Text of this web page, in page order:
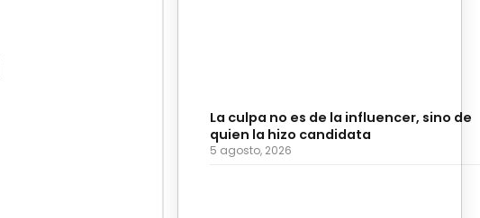
La culpa no es de la influencer, sino de
quien la hizo candidata
5 agosto, 2026